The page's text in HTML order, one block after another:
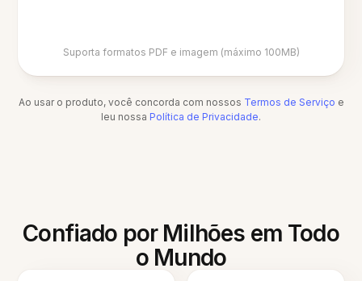
Suporta formatos PDF e imagem (máximo 100MB)
Ao usar o produto, você concorda com nossos Termos de Serviço e
leu nossa Política de Privacidade.
Confiado por Milhões em Todo
o Mundo